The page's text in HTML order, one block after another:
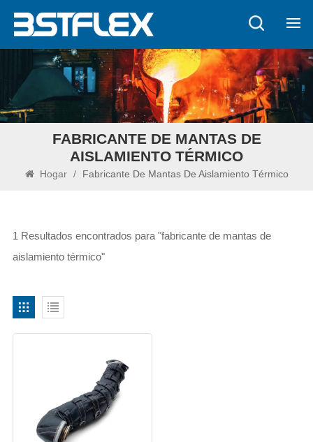
FABRICANTE DE MANTAS DE
AISLAMIENTO TÉRMICO
Hogar / Fabricante De Mantas De Aislamiento Térmico
1 Resultados encontrados para "fabricante de mantas de
aislamiento térmico"